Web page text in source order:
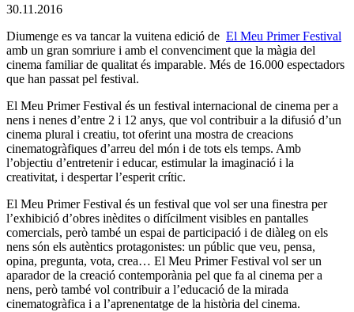
30.11.2016
Diumenge es va tancar la vuitena edició de El Meu Primer Festival
amb un gran somriure i amb el convenciment que la màgia del
cinema familiar de qualitat és imparable. Més de 16.000 espectadors
que han passat pel festival.
El Meu Primer Festival és un festival internacional de cinema per a
nens i nenes d’entre 2 i 12 anys, que vol contribuir a la difusió d’un
cinema plural i creatiu, tot oferint una mostra de creacions
cinematogràfiques d’arreu del món i de tots els temps. Amb
l’objectiu d’entretenir i educar, estimular la imaginació i la
creativitat, i despertar l’esperit crític.
El Meu Primer Festival és un festival que vol ser una finestra per
l’exhibició d’obres inèdites o difícilment visibles en pantalles
comercials, però també un espai de participació i de diàleg on els
nens són els autèntics protagonistes: un públic que veu, pensa,
opina, pregunta, vota, crea… El Meu Primer Festival vol ser un
aparador de la creació contemporània pel que fa al cinema per a
nens, però també vol contribuir a l’educació de la mirada
cinematogràfica i a l’aprenentatge de la història del cinema.